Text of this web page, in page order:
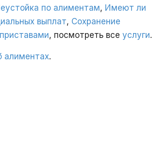
по алиментам, Имеют ли
выплат, Сохранение
, посмотреть все услуги.
алиментах.